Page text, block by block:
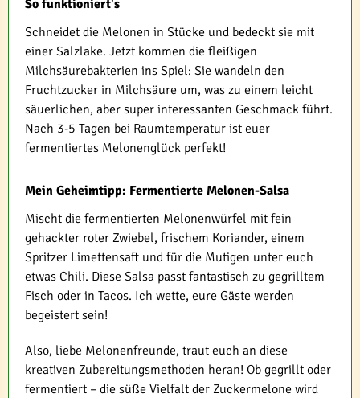
So funktioniert's
Schneidet die Melonen in Stücke und bedeckt sie mit
einer Salzlake. Jetzt kommen die fleißigen
Milchsäurebakterien ins Spiel: Sie wandeln den
Fruchtzucker in Milchsäure um, was zu einem leicht
säuerlichen, aber super interessanten Geschmack führt.
Nach 3-5 Tagen bei Raumtemperatur ist euer
fermentiertes Melonenglück perfekt!
Mein Geheimtipp: Fermentierte Melonen-Salsa
Mischt die fermentierten Melonenwürfel mit fein
gehackter roter Zwiebel, frischem Koriander, einem
Spritzer Limettensaft und für die Mutigen unter euch
etwas Chili. Diese Salsa passt fantastisch zu gegrilltem
Fisch oder in Tacos. Ich wette, eure Gäste werden
begeistert sein!
Also, liebe Melonenfreunde, traut euch an diese
kreativen Zubereitungsmethoden heran! Ob gegrillt oder
fermentiert – die süße Vielfalt der Zuckermelone wird